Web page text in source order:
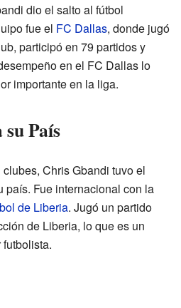
dio el salto al fútbol
fue el FC Dallas, donde jugó
participó en 79 partidos y
en el FC Dallas lo
importante en la liga.
País
Chris Gbandi tuvo el
país. Fue internacional con la
de Liberia. Jugó un partido
de Liberia, lo que es un